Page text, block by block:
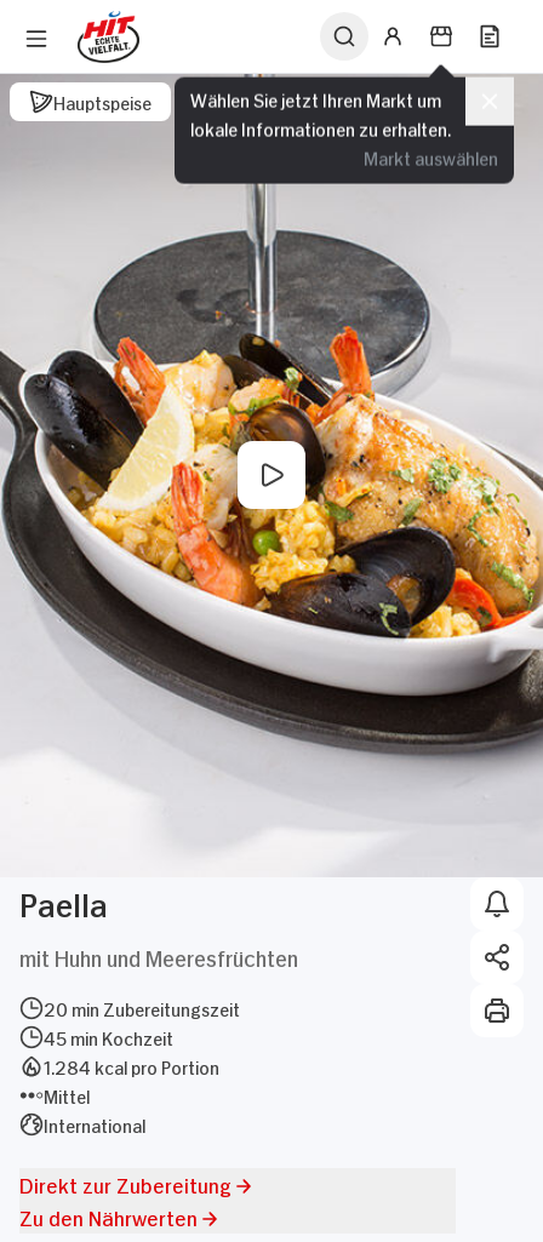
Wählen Sie jetzt Ihren Markt um
lokale Informationen zu erhalten.
Markt auswählen
Hauptspeise
Paella
mit Huhn und Meeresfrüchten
20 min Zubereitungszeit
45 min Kochzeit
1.284 kcal pro Portion
Mittel
International
Direkt zur Zubereitung
Zu den Nährwerten